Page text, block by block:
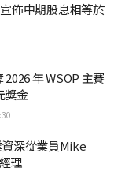
佈中期股息相等於
年 WSOP 主賽
獎金
深從業員Mike
理